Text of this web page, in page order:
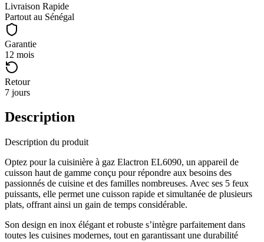
Livraison Rapide
Partout au Sénégal
Garantie
12 mois
Retour
7 jours
Description
Description du produit
Optez pour la cuisinière à gaz Elactron EL6090, un appareil de
cuisson haut de gamme conçu pour répondre aux besoins des
passionnés de cuisine et des familles nombreuses. Avec ses 5 feux
puissants, elle permet une cuisson rapide et simultanée de plusieurs
plats, offrant ainsi un gain de temps considérable.
Son design en inox élégant et robuste s’intègre parfaitement dans
toutes les cuisines modernes, tout en garantissant une durabilité